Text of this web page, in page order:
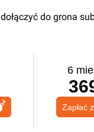
do grona
6
Zapłać z